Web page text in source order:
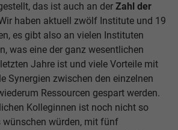
das ist auch an der Zahl der
haben aktuell zwölf Institute und 19
es gibt also an vielen Instituten
was eine der ganz wesentlichen
Jahre ist und viele Vorteile mit
Synergien zwischen den einzelnen
Ressourcen gespart werden.
Kolleginnen ist noch nicht so
wünschen würden, mit fünf